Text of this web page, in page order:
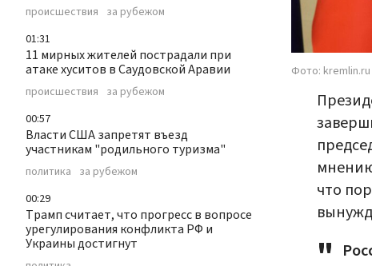
происшествия за рубежом
01:31
11 мирных жителей пострадали при
атаке хуситов в Саудовской Аравии
происшествия за рубежом
00:57
Власти США запретят въезд
участникам "родильного туризма"
политика за рубежом
00:29
Трамп считает, что прогресс в вопросе
урегулирования конфликта РФ и
Украины достигнут
Фото: kremlin.ru
что